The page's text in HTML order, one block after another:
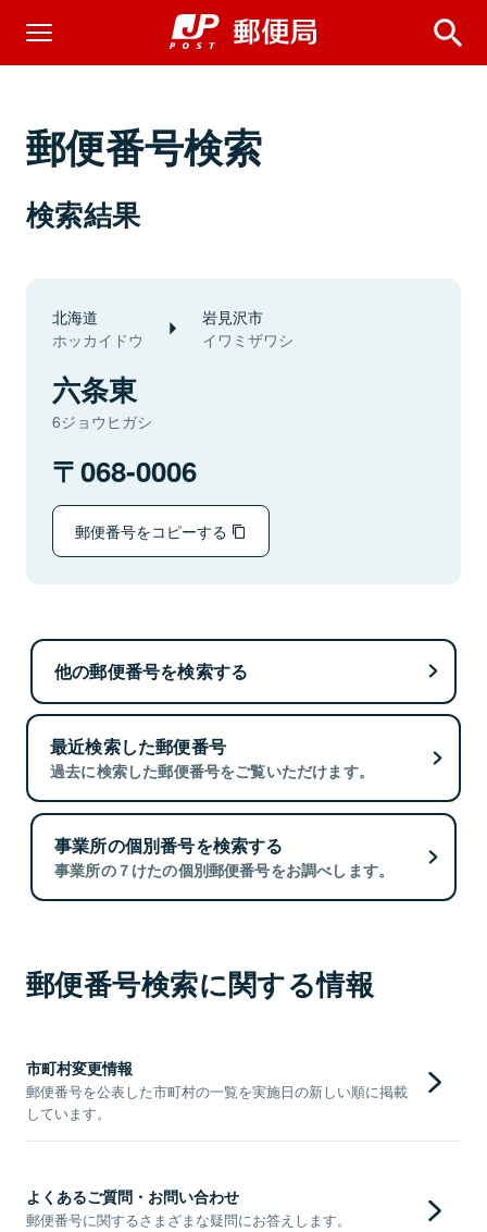
郵便番号検索
検索結果
北海道
ホッカイドウ
岩見沢市
イワミザワシ
六条東
6ジョウヒガシ
068-0006
郵便番号をコピーする
他の郵便番号を検索する
最近検索した郵便番号
過去に検索した郵便番号をご覧いただけます。
事業所の個別番号を検索する
事業所の７けたの個別郵便番号をお調べします。
郵便番号検索に関する情報
市町村変更情報
郵便番号を公表した市町村の一覧を実施日の新しい順に掲載
しています。
よくあるご質問・お問い合わせ
郵便番号に関するさまざまな疑問にお答えします。